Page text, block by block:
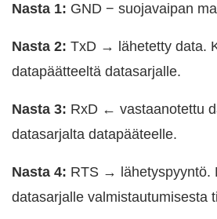
Nasta 1: GND − suojavaipan
Nasta 2: TxD → lähetetty data.
datapäätteeltä datasarjalle.
Nasta 3: RxD ← vastaanotettu
datasarjalta datapääteelle.
Nasta 4: RTS → lähetyspyyntö.
datasarjalle valmistautumisesta